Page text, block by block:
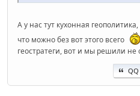
А у нас тут кухонная
что можно без вот этого всего
геостратеги, вот и мы решили не
QQ